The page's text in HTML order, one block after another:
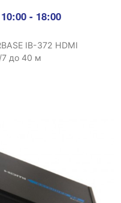
- 18:00
IB-372 HDMI
7 до 40 м